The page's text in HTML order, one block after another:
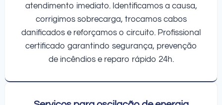
atendimento imediato. Identificamos a causa,
corrigimos sobrecarga, trocamos cabos
danificados e reforçamos o circuito. Profissional
certificado garantindo segurança, prevenção
de incêndios e reparo rápido 24h.